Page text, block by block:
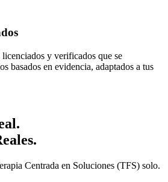
y verificados que se
basados en evidencia, adaptados a tus
Centrada en Soluciones (TFS) solo.